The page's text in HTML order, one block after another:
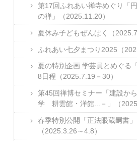
第17回ふれあい禅寺めぐり「
の禅」（2025.11.20）
夏休み子どもぜんぱく（
ふれあい七夕まつり2025（
夏の特別企画 学芸員とめぐる
8日程（2025.7.19－30）
第45回禅博セミナー「建設か
学 耕雲館・洋館...－」（
春季特別公開「正法眼蔵嗣書
（2025.3.26～4.8）